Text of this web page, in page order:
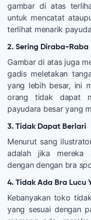
gambar di atas
untuk mencatat
terlihat menarik
2. Sering Diraba-Raba
Gambar di atas juga
gadis meletakan
yang lebih besar, ini
orang tidak dapat
payudara besar yang
3. Tidak Dapat Berlari
Menurut sang
adalah jika mereka
dengan dengan bra
4. Tidak Ada Bra Lucu
Kebanyakan toko
yang sesuai dengan